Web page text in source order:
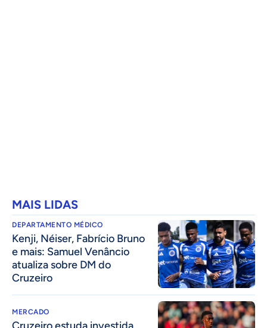
MAIS LIDAS
DEPARTAMENTO MÉDICO
Kenji, Néiser, Fabrício Bruno
e mais: Samuel Venâncio
atualiza sobre DM do
Cruzeiro
MERCADO